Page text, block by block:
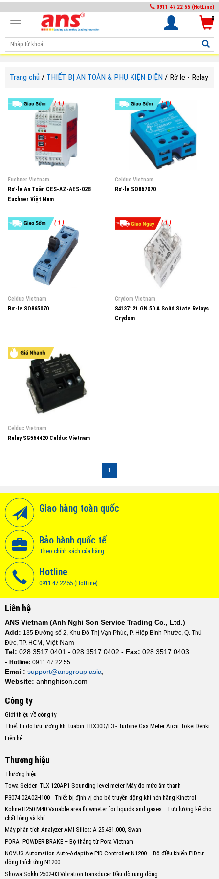
0911 47 22 55 (HotLine)
Toggle
navigation
0
Trang chủ / THIẾT BỊ AN TOÀN & PHỤ KIỆN ĐIỆN / Rờ le - Relay
( 1 )
Euchner Vietnam
Rơ-le An Toàn CES-AZ-AES-02B
Euchner Việt Nam
( 1 )
Celduc Vietnam
Rơ-le SO867070
( 1 )
Celduc Vietnam
Rơ-le SO865070
( 1 )
Crydom Vietnam
84137121 GN 50 A Solid State Relays
Crydom
Celduc Vietnam
Relay SG564420 Celduc Vietnam
1
Giao hàng toàn quốc
Bảo hành quốc tế
Theo chính sách của hãng
Hotline
0911 47 22 55 (HotLine)
Liên hệ
ANS Vietnam (Anh Nghi Son Service Trading Co., Ltd.)
Add: 135 Đường số 2, Khu Đô Thị Vạn Phúc, P. Hiệp Bình Phước, Q. Thủ
Đức, TP. HCM
, Việt Nam
Tel: 028 3517 0401 - 028 3517 0402 - Fax: 028 3517 0403
- Hotline: 0911 47 22 55
Email: support@ansgroup.asia;
Website: anhnghison.com
Công ty
Giới thiệu về công ty
Thiết bị đo lưu lượng khí tuabin TBX30D/L3 - Turbine Gas Meter Aichi Tokei Denki
Liên hệ
Thương hiệu
Thương hiệu
Towa Seiden TLX-120AP1 Sounding level meter Máy đo mức âm thanh
P3074-02A02H100 - Thiết bị định vị cho bộ truyền động khí nén hãng Kinetrol
Kohne H250 M40 Variable area flowmeter for liquids and gases – Lưu lượng kế cho
chất lỏng và khí
Máy phân tích Analyzer AMI Silica: A-25.431.000, Swan
PORA- POWDER BRAKE – Bộ thắng từ Pora Vietnam
NOVUS Automation Auto-Adaptive PID Controller N1200 – Bộ điều khiển PID tự
động thích ứng N1200
Showa Sokki 2502-03 Vibration transducer Đầu dò rung động